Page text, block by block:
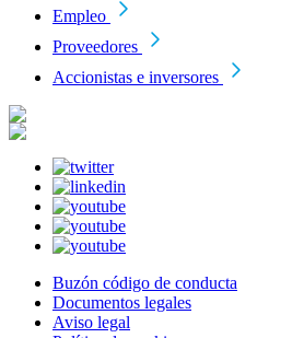
Empleo
Proveedores
Accionistas e inversores
Buzón código de conducta
Documentos legales
Aviso legal